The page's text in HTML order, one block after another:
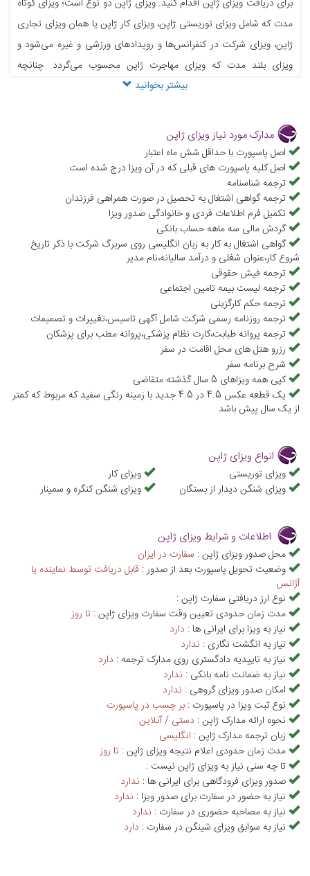
مدت که شامل ویزای توریستی ژاپن، ویزای کار ژاپن یا همان ویزای تجاری
ژاپن، ویزای شرکت در کنفرانس‌ها و رویدادهای ورزشی و غیره می‌شود و
ویزای بلند مدت که ویزای مهاجرت ژاپن محسوب می‌گردد. چنانچه
می‌خواهید به صورت کوتاه مدت به این کشور بروید و از دیدنی های ژاپن
ژاپن متقاضیان باید پس از تکمیل مدارک خود به سفارت ژاپن در خیابان
زعفرانیه تهران مراجعه کنند و لازم به ذکر است که این سفارت درخواست
ویزای ژاپن از طریق ایمیل، پست یا فکس را نمی‌پذیرد و فرد متقاضی باید
شخصاً به سفارت مراجعه کند. اگر از خود می‌پرسید چگونه ویزای ژاپن
بگیریم، همراه ما باشید، علاءالدین تراول در این صفحه اطلاعات کاملی در
خصوص شرایط ویزای ژاپن برای شما فراهم کرده است و به سؤالات شما در
خصوص هزینه ویزای ژاپن، قوانین فرم ویزای ژاپن، شرایط اخذ ویزای
توریستی ژاپن، شرایط ویزا ژاپن برای ایرانیان، ویزای مهاجرت ژاپن، ویزای
کار ژاپن و غیره پاسخ می‌دهیم. علاوه بر آن فایل فرم ویزای ژاپن در این
صفحه بارگذاری شده است که به راحتی می‌توانید دانلود کنید و نسبت به
پر کردن آن اقدام نمایید. مدارک لازم سفارت ژاپن نیز برای اخذ ویزا، در
این صفحه به صورت موردی ارائه شده است تا به صورت کامل راهنمایی‌تان
می‌کند. جالب است بدانید که اگر قصد سفر به ژاپن را دارید، به مدارک
قدرتمندی برای سفر نیاز دارید، شما قطعاً باید دو سفر به حوزه شنگن
داشته باشید و اگر این‌چنین نیست ویزای استرالیا یا کانادا یا انگلیس را در
غیره باید به زبان انگلیسی ترجمه شود. پیشنهاد می‌شود برای دقت بیشتر
در تهیه مدارک و تسریع در مراحل اخذ ویزای ژاپن، کلیه این مراحل را به
مراحل گرفتن ویزا کاهش یابد و در وقت و زمان خود صرفه‌جویی کنید.
علاءالدین تراول به عنوان معتبرترین مرجع ویزا در ایران کلیه خدمات مورد
نیاز شما از قبیل تنظیم مدارک لازم ویزای توریستی ژاپن و تعیین وقت
سفارت را برای شما انجام خواهد داد تا در کمترین زمان ممکن و با قیمتی
مناسب به نتیجه دلخواهتان برسید.
بیشتر بخوانید
مدارک مورد نیاز ویزای ژاپن
اصل پاسپورت با حداقل شش ماه اعتبار
اصل کلیه پاسپورت های قبلی که در آن ویزا درج شده است
ترجمه شناسنامه
ترجمه گواهی اشتغال به تحصیل در صورت همراهی فرزندان
تکمیل فرم اطلاعات فردی و خانوادگی صدور ویزا
گردش مالی سه ماهه حساب بانکی
گواهی اشتغال به کار به زبان انگلیسی روی سربرگ شرکت با ذکر تاریخ
شروع کار،عنوان شغلی و درآمد سالیانه،نام مدیر
ترجمه فیش حقوقی
ترجمه لیست بیمه تامین اجتماعی
ترجمه حکم کارگزینی
ترجمه روزنامه رسمی شرکت شامل آگهی تاسیس،تغییرات و تصمیمات
ترجمه پروانه طبابت،کارت نظام پزشکی،پروانه مطب برای پزشکان
رزرو هتل های محل اقامت در سفر
شرح برنامه سفر
کپی همه ویزاهای 5 سال گذشته متقاضی
یک قطعه عکس 4.5 در 4.5 جدید با زمینه رنگی سفید که مربوط که کمتر
از یک سال پیش باشد
انواع ویزای ژاپن
ویزای توریستی
ویزای کار
ویزای شنگن دیدار از بستگان
ویزای شنگن کنگره و سمینار
اطلاعات و شرایط ویزای ژاپن
محل صدور ویزای ژاپن : سفارت در ایران
وضعیت تحویل پاسپورت بعد از صدور : قابل دریافت توسط نماینده یا
آژانس
نوع ارز دریافتی سفارت ژاپن :
مدت زمان حدودی تعیین وقت سفارت ویزای ژاپن : تا روز
نیاز به ویزا برای ایرانی ها : دارد
نیاز به انگشت نگاری : ندارد
نیاز به تاییدیه دادگستری روی مدارک ترجمه : دارد
نیاز به ضمانت نامه بانکی : ندارد
امکان صدور ویزای گروهی : ندارد
نوع ثبت ویزا در پاسپورت : بر چسب در پاسپورت
نحوه ارائه مدارک ژاپن : دستی / آنلاین
زبان ترجمه مدارک ژاپن : انگلیسی
مدت زمان حدودی اعلام نتیجه ویزای ژاپن : تا روز
تا چه سنی نیاز به ویزای ژاپن نیست :
صدور ویزای فرودگاهی برای ایرانی ها : ندارد
نیاز به حضور در سفارت برای صدور ویزا : ندارد
نیاز به مصاحبه حضوری در سفارت : ندارد
نیاز به سوابق ویزای شینگن در سفارت : دارد